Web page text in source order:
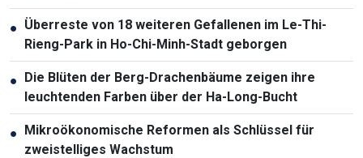
● Überreste von 18 weiteren Gefallenen im Le-Thi-
Rieng-Park in Ho-Chi-Minh-Stadt geborgen
● Die Blüten der Berg-Drachenbäume zeigen ihre
leuchtenden Farben über der Ha-Long-Bucht
● Mikroökonomische Reformen als Schlüssel für
zweistelliges Wachstum